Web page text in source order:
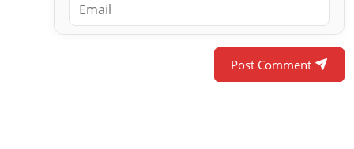
Post Comment